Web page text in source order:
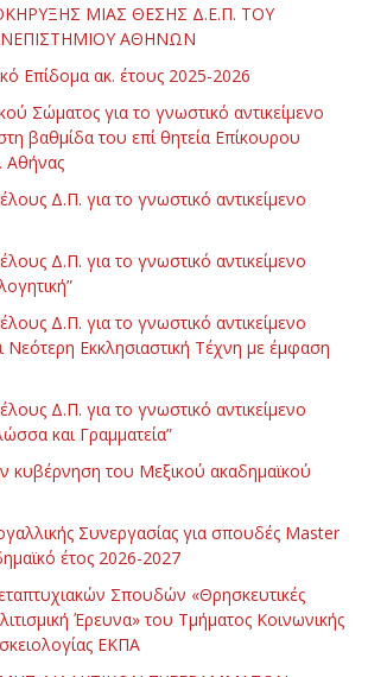
ΜΙΑΣ ΘΕΣΗΣ Δ.Ε.Π. ΤΟΥ
ΑΘΗΝΩΝ
Επίδομα ακ. έτους 2025-2026
Σώματος για το γνωστικό αντικείμενο
βαθμίδα του επί θητεία Επίκουρου
Αθήνας
Δ.Π. για το γνωστικό αντικείμενο
Δ.Π. για το γνωστικό αντικείμενο
Δ.Π. για το γνωστικό αντικείμενο
Νεότερη Εκκλησιαστική Τέχνη με έμφαση
Δ.Π. για το γνωστικό αντικείμενο
και Γραμματεία”
κυβέρνηση του Μεξικού ακαδημαϊκού
Συνεργασίας για σπουδές Master
έτος 2026-2027
Σπουδών «Θρησκευτικές
Έρευνα» του Τμήματος Κοινωνικής
ΕΚΠΑ